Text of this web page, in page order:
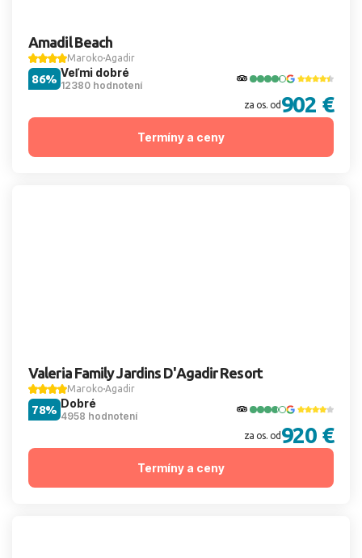
Amadil Beach
Maroko Agadir
Veľmi dobré
12380 hodnotení
86%
za os. od 902 €
Termíny a ceny
Valeria Family Jardins D'Agadir Resort
Maroko Agadir
Dobré
4958 hodnotení
78%
za os. od 920 €
Termíny a ceny